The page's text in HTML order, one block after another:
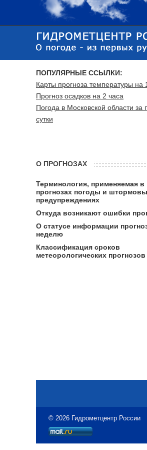
ПОПУЛЯРНЫЕ ССЫЛКИ:
Карты прогноза температуры на
Прогноз осадков на 2 часа
Погода в Московской области за
сутки
О ПРОГНОЗАХ
Терминология, применяемая в
прогнозах погоды и
предупреждениях
Откуда возникают ошибки
О статусе информации
неделю
Классификация сроков
метеорологических прогнозов
© 2026 Гидрометцентр России